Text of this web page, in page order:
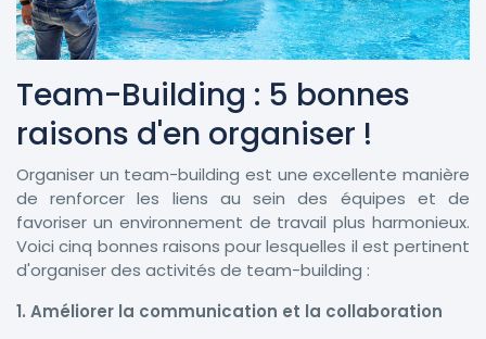
Team-Building : 5 bonnes
raisons d'en organiser !
Organiser un team-building est une excellente manière
de renforcer les liens au sein des équipes et de
favoriser un environnement de travail plus harmonieux.
Voici cinq bonnes raisons pour lesquelles il est pertinent
d'organiser des activités de team-building :
1. Améliorer la communication et la collaboration